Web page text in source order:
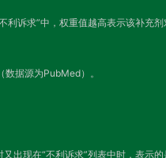
利诉求”中，权重值越高表示该补充
据源为PubMed）。
出现在“不利诉求”列表中时，表示